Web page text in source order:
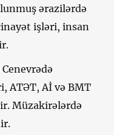
ərazilərdə
işləri, insan
ATƏT, Aİ və BMT
Müzakirələrdə